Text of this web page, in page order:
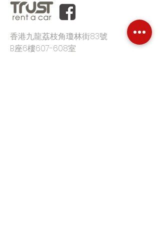
香港九龍荔枝角瓊林街83號
B座6樓607-608室